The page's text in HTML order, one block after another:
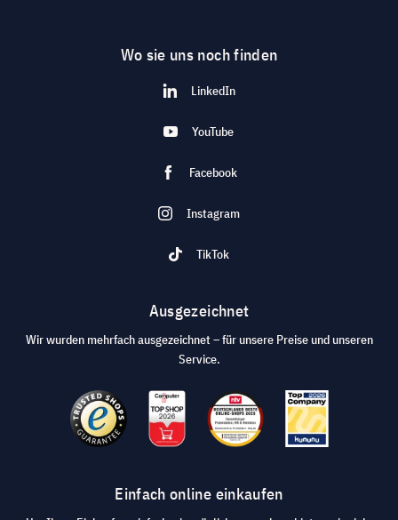
Wo sie uns noch finden
LinkedIn
YouTube
Facebook
Instagram
TikTok
Ausgezeichnet
Wir wurden mehrfach ausgezeichnet – für unsere Preise und unseren
Service.
Einfach online einkaufen